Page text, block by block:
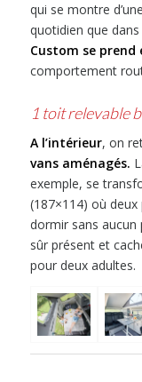
qui se montre
quotidien que
Custom se
comportement
1 toit relevable
A l’intérieur, on
vans aménagés.
exemple, se
(187×114) où
dormir sans aucun
sûr présent et
pour deux adultes.